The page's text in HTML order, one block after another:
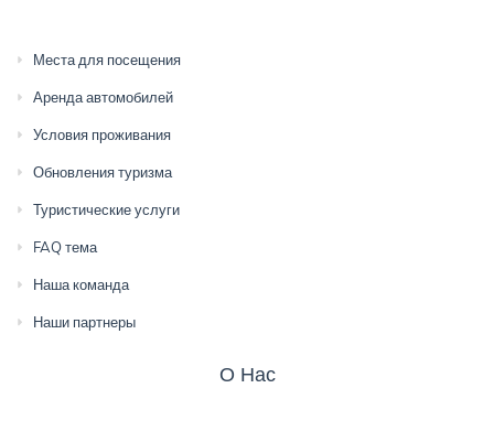
Места для посещения
Аренда автомобилей
Условия проживания
Обновления туризма
Туристические услуги
FAQ тема
Наша команда
Наши партнеры
О Нас